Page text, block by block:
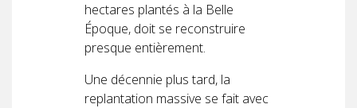
hectares plantés à la Belle
Époque, doit se reconstruire
presque entièrement.
Une décennie plus tard, la
replantation massive se fait avec